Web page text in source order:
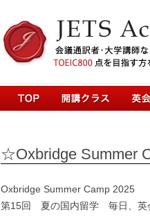
☆Oxbridge Summer
Oxbridge Summer Camp 2025
第15回 夏の国内留学 毎日、英